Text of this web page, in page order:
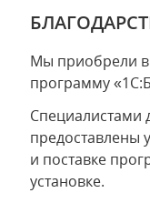
Мы приобрели
программу
предоставлены
и поставке
установке.